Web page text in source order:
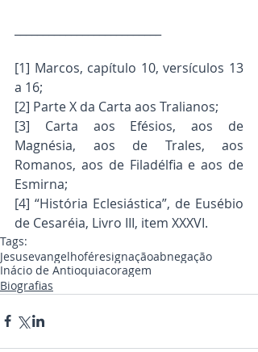
[1] Marcos, capítulo 10, versículos 13
a 16;
[2] Parte X da Carta aos Tralianos;
[3] Carta aos Efésios, aos de
Magnésia, aos de Trales, aos
Romanos, aos de Filadélfia e aos de
Esmirna;
[4] “História Eclesiástica”, de Eusébio
de Cesaréia, Livro III, item XXXVI.
Tags:
Jesusevangelhoféresignaçãoabnegação
Inácio de Antioquiacoragem
Biografias